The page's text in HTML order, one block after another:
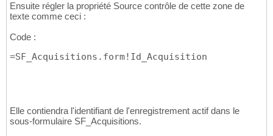
Ensuite régler la propriété Source contrôle de cette zone de
texte comme ceci :
Code :
=SF_Acquisitions.form!Id_Acquisition
Elle contiendra l'identifiant de l'enregistrement actif dans le
sous-formulaire SF_Acquisitions.